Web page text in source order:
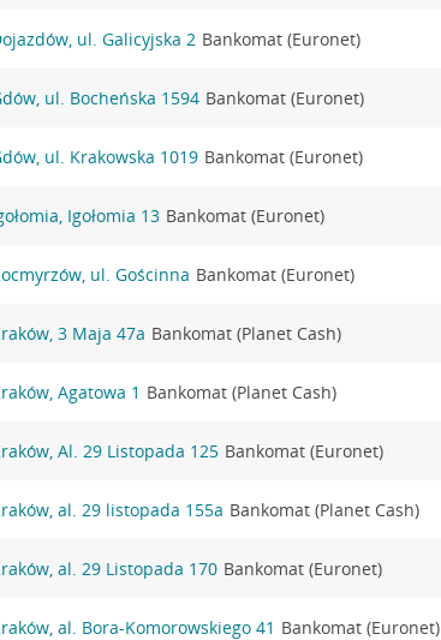
ul. Galicyjska 2 Bankomat (Euronet)
ul. Bocheńska 1594 Bankomat (Euronet)
ul. Krakowska 1019 Bankomat (Euronet)
Igołomia 13 Bankomat (Euronet)
ul. Gościnna Bankomat (Euronet)
3 Maja 47a Bankomat (Planet Cash)
Agatowa 1 Bankomat (Planet Cash)
Al. 29 Listopada 125 Bankomat (Euronet)
al. 29 listopada 155a Bankomat (Planet Cash)
al. 29 Listopada 170 Bankomat (Euronet)
al. Bora-Komorowskiego 41 Bankomat (Euronet)